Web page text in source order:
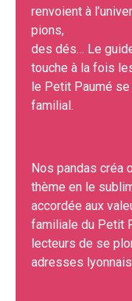
renvoient à
pions,
des dés… Le
touche à la fois
le Petit Paumé
familial.
Nos pandas créa
thème en le
accordée aux
familiale du Petit
lecteurs de se
adresses